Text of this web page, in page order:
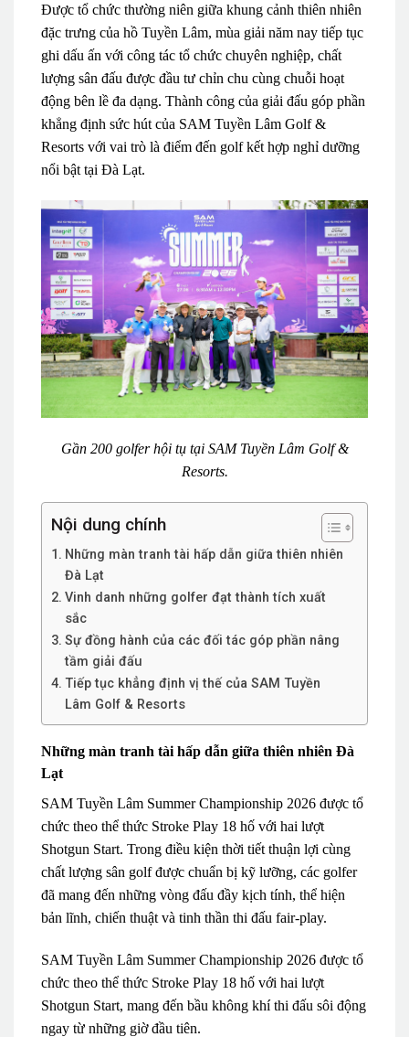
Được tổ chức thường niên giữa khung cảnh thiên nhiên
đặc trưng của hồ Tuyền Lâm, mùa giải năm nay tiếp tục
ghi dấu ấn với công tác tổ chức chuyên nghiệp, chất
lượng sân đấu được đầu tư chỉn chu cùng chuỗi hoạt
động bên lề đa dạng. Thành công của giải đấu góp phần
khẳng định sức hút của SAM Tuyền Lâm Golf &
Resorts với vai trò là điểm đến golf kết hợp nghỉ dưỡng
nổi bật tại Đà Lạt.
Gần 200 golfer hội tụ tại SAM Tuyền Lâm Golf &
Resorts.
Nội dung chính
Những màn tranh tài hấp dẫn giữa thiên nhiên
Đà Lạt
Vinh danh những golfer đạt thành tích xuất
sắc
Sự đồng hành của các đối tác góp phần nâng
tầm giải đấu
Tiếp tục khẳng định vị thế của SAM Tuyền
Lâm Golf & Resorts
Những màn tranh tài hấp dẫn giữa thiên nhiên Đà
Lạt
SAM Tuyền Lâm Summer Championship 2026 được tổ
chức theo thể thức Stroke Play 18 hố với hai lượt
Shotgun Start. Trong điều kiện thời tiết thuận lợi cùng
chất lượng sân golf được chuẩn bị kỹ lưỡng, các golfer
đã mang đến những vòng đấu đầy kịch tính, thể hiện
bản lĩnh, chiến thuật và tinh thần thi đấu fair-play.
SAM Tuyền Lâm Summer Championship 2026 được tổ
chức theo thể thức Stroke Play 18 hố với hai lượt
Shotgun Start, mang đến bầu không khí thi đấu sôi động
ngay từ những giờ đầu tiên.